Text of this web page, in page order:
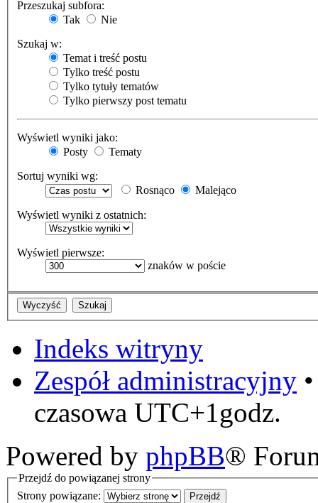
Przeszukaj subfora:
Tak
Nie
Szukaj w:
Temat i treść postu
Tylko treść postu
Tylko tytuły tematów
Tylko pierwszy post tematu
Wyświetl wyniki jako:
Posty
Tematy
Sortuj wyniki wg:
Rosnąco
Malejąco
Wyświetl wyniki z ostatnich:
Wyświetl pierwsze:
znaków w poście
Indeks witryny
Zespół administracyjny
czasowa UTC+1godz.
Powered by phpBB®
Przejdź do powiązanej strony
Strony powiązane: